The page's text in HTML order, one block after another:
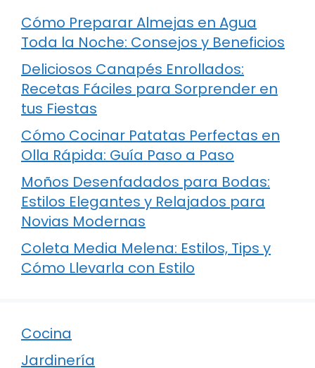
Cómo Preparar Almejas en Agua
Toda la Noche: Consejos y Beneficios
Deliciosos Canapés Enrollados:
Recetas Fáciles para Sorprender en
tus Fiestas
Cómo Cocinar Patatas Perfectas en
Olla Rápida: Guía Paso a Paso
Moños Desenfadados para Bodas:
Estilos Elegantes y Relajados para
Novias Modernas
Coleta Media Melena: Estilos, Tips y
Cómo Llevarla con Estilo
Cocina
Jardinería